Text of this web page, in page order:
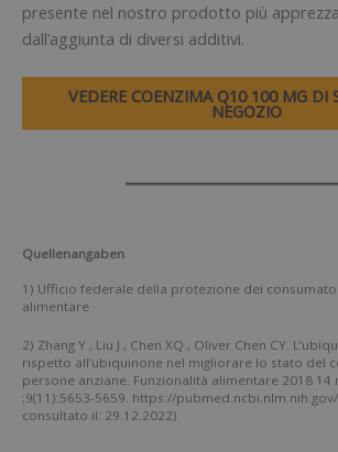
presente nel nostro prodotto più
dall’aggiunta di diversi additivi.
VEDERE COENZIMA Q10 100 MG DI
NEGOZIO
Quellenangaben
1) Ufficio federale della protezione dei
alimentare
2) Zhang Y , Liu J , Chen XQ , Oliver Chen CY.
rispetto all’ubiquinone nel migliorare lo stato del
persone anziane. Funzionalità alimentare 2018 14
;9(11):5653-5659. https://pubmed.ncbi.nlm.nih.gov/
consultato il: 29.12.2022)